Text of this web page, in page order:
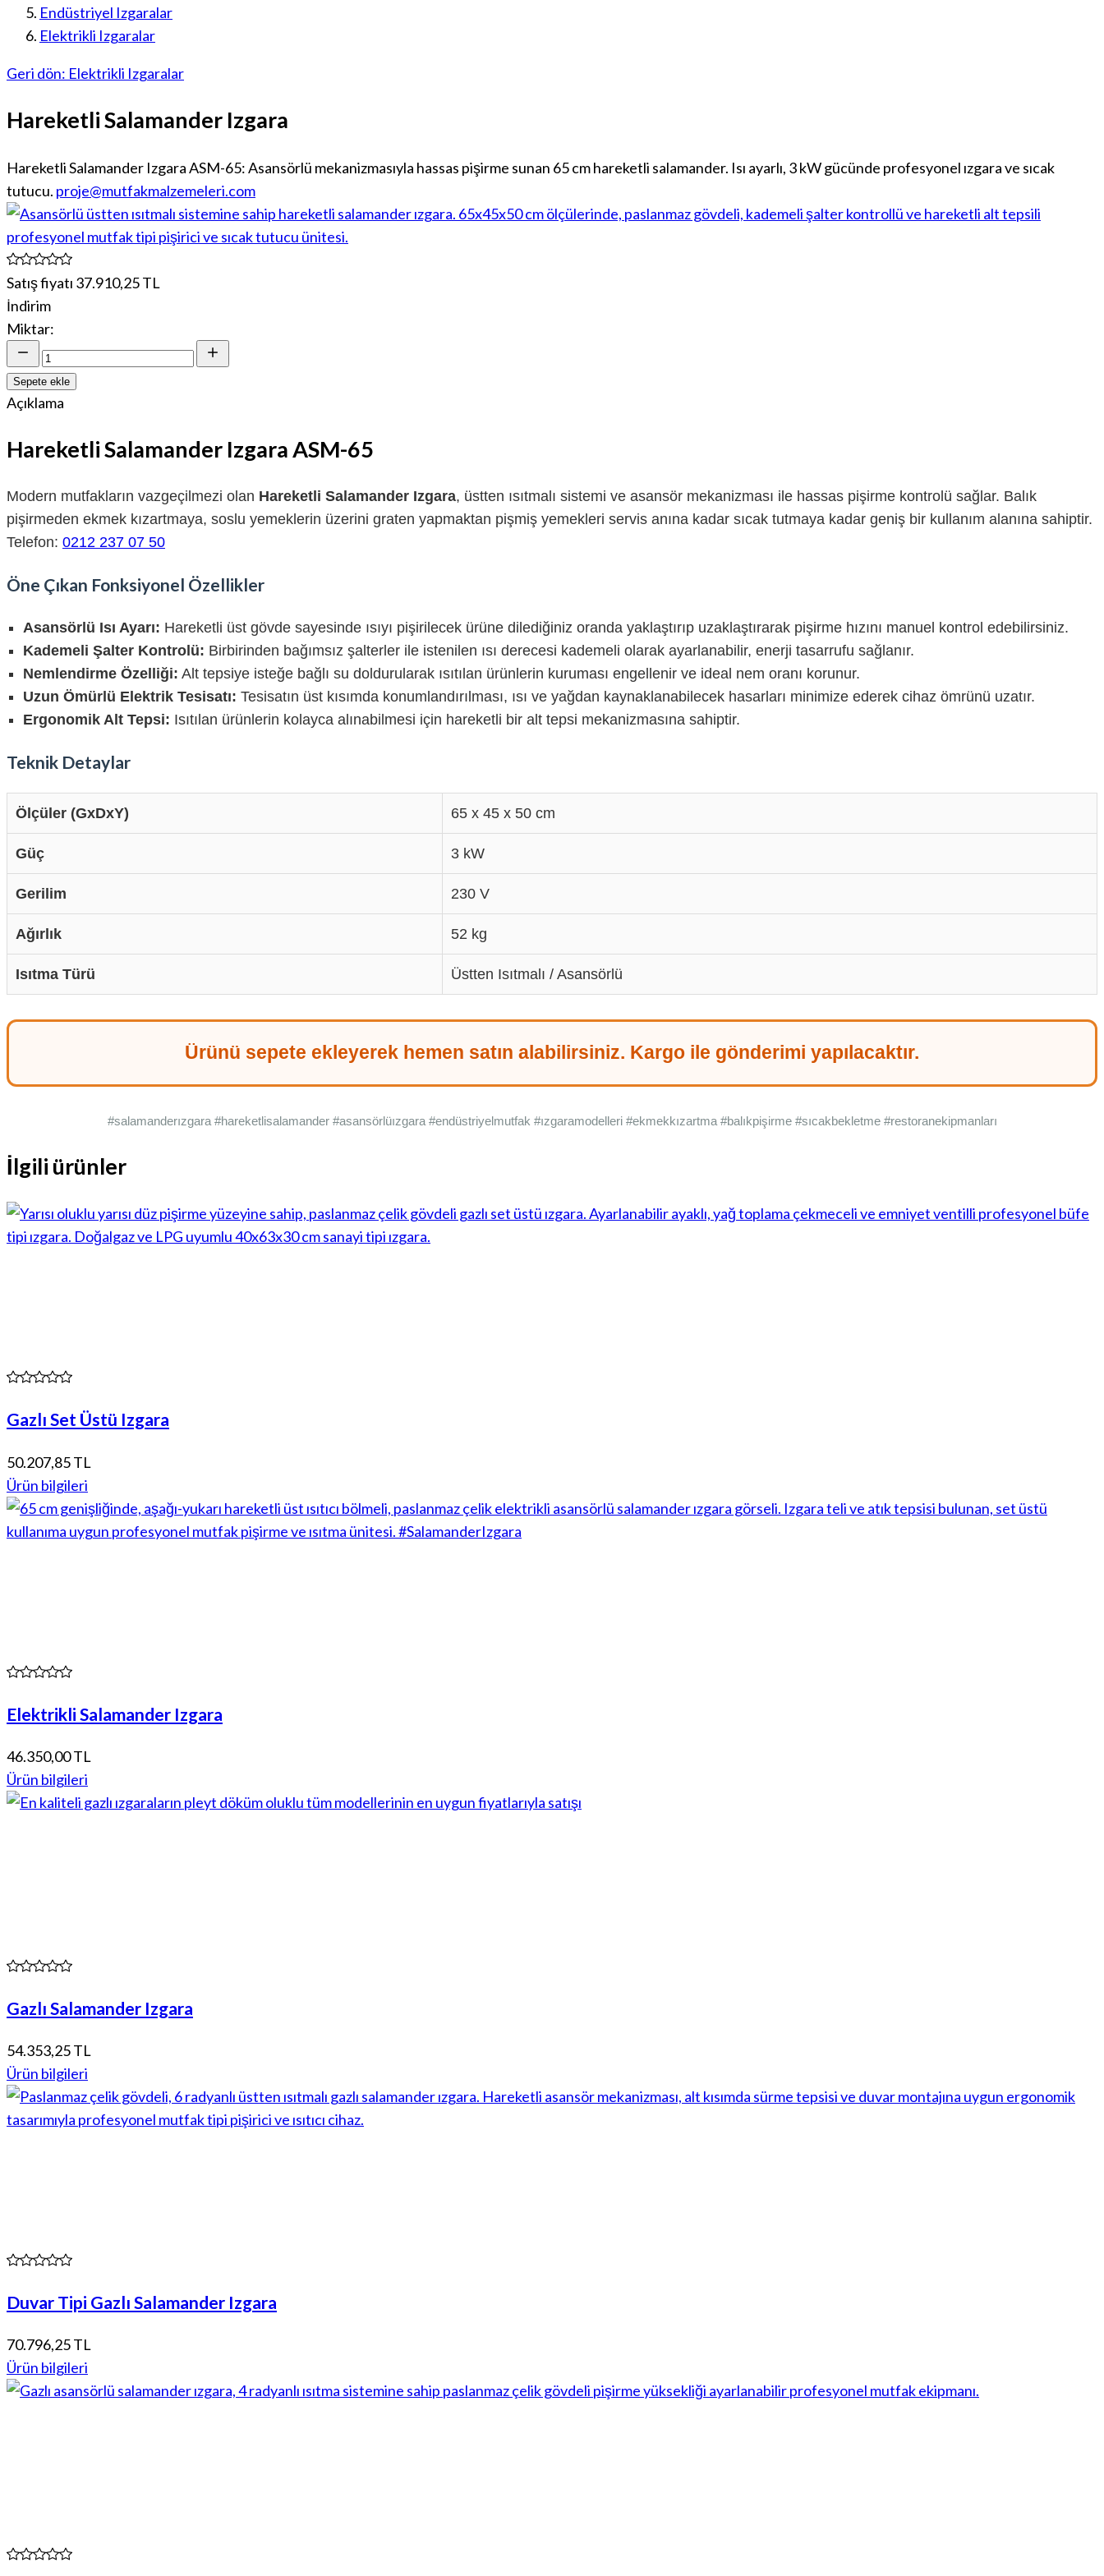
Endüstriyel Izgaralar
Elektrikli Izgaralar
Geri dön: Elektrikli Izgaralar
Hareketli Salamander Izgara
Hareketli Salamander Izgara ASM-65: Asansörlü mekanizmasıyla hassas pişirme sunan 65 cm hareketli salamander. Isı ayarlı, 3 kW gücünde profesyonel ızgara ve sıcak
tutucu. proje@mutfakmalzemeleri.com
Satış fiyatı 37.910,25 TL
İndirim
Miktar:
Sepete ekle
Açıklama
Hareketli Salamander Izgara ASM-65
Modern mutfakların vazgeçilmezi olan Hareketli Salamander Izgara, üstten ısıtmalı sistemi ve asansör mekanizması ile hassas pişirme kontrolü sağlar. Balık
pişirmeden ekmek kızartmaya, soslu yemeklerin üzerini graten yapmaktan pişmiş yemekleri servis anına kadar sıcak tutmaya kadar geniş bir kullanım alanına sahiptir.
Telefon: 0212 237 07 50
Öne Çıkan Fonksiyonel Özellikler
Asansörlü Isı Ayarı: Hareketli üst gövde sayesinde ısıyı pişirilecek ürüne dilediğiniz oranda yaklaştırıp uzaklaştırarak pişirme hızını manuel kontrol edebilirsiniz.
Kademeli Şalter Kontrolü: Birbirinden bağımsız şalterler ile istenilen ısı derecesi kademeli olarak ayarlanabilir, enerji tasarrufu sağlanır.
Nemlendirme Özelliği: Alt tepsiye isteğe bağlı su doldurularak ısıtılan ürünlerin kuruması engellenir ve ideal nem oranı korunur.
Uzun Ömürlü Elektrik Tesisatı: Tesisatın üst kısımda konumlandırılması, ısı ve yağdan kaynaklanabilecek hasarları minimize ederek cihaz ömrünü uzatır.
Ergonomik Alt Tepsi: Isıtılan ürünlerin kolayca alınabilmesi için hareketli bir alt tepsi mekanizmasına sahiptir.
Teknik Detaylar
Ölçüler (GxDxY) 65 x 45 x 50 cm
Güç 3 kW
Gerilim 230 V
Ağırlık 52 kg
Isıtma Türü Üstten Isıtmalı / Asansörlü
Ürünü sepete ekleyerek hemen satın alabilirsiniz. Kargo ile gönderimi yapılacaktır.
#salamanderızgara #hareketlisalamander #asansörlüızgara #endüstriyelmutfak #ızgaramodelleri #ekmekkızartma #balıkpişirme #sıcakbekletme #restoranekipmanları
İlgili ürünler
Gazlı Set Üstü Izgara
50.207,85 TL
Ürün bilgileri
Elektrikli Salamander Izgara
46.350,00 TL
Ürün bilgileri
Gazlı Salamander Izgara
54.353,25 TL
Ürün bilgileri
Duvar Tipi Gazlı Salamander Izgara
70.796,25 TL
Ürün bilgileri